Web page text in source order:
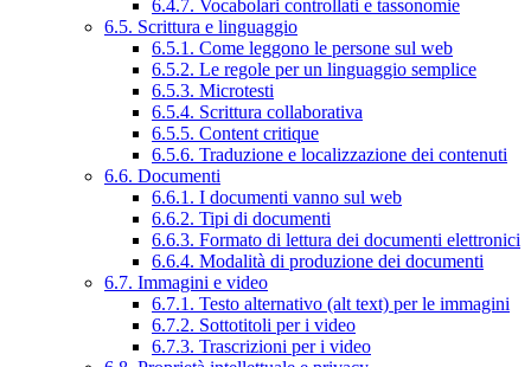
6.4.7. Vocabolari controllati e tassonomie
6.5. Scrittura e linguaggio
6.5.1. Come leggono le persone sul web
6.5.2. Le regole per un linguaggio semplice
6.5.3. Microtesti
6.5.4. Scrittura collaborativa
6.5.5. Content critique
6.5.6. Traduzione e localizzazione dei contenuti
6.6. Documenti
6.6.1. I documenti vanno sul web
6.6.2. Tipi di documenti
6.6.3. Formato di lettura dei documenti elettronici
6.6.4. Modalità di produzione dei documenti
6.7. Immagini e video
6.7.1. Testo alternativo (alt text) per le immagini
6.7.2. Sottotitoli per i video
6.7.3. Trascrizioni per i video